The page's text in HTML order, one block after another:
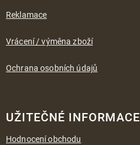
Reklamace
Vrácení / výměna zboží
Ochrana osobních údajů
UŽITEČNÉ INFORMACE
Hodnocení obchodu